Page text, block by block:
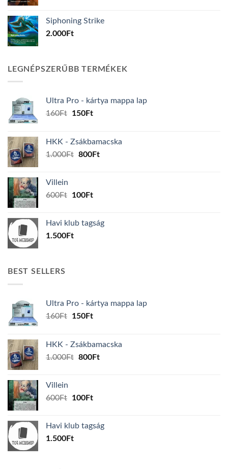
Siphoning Strike
2.000Ft
LEGNÉPSZERŰBB TERMÉKEK
Ultra Pro - kártya mappa lap
160Ft
Original
160Ft.
150FtCurrent
150Ft.
HKK - Zsákbamacska
1.000Ft Original
800FtCurrent
Villein
600Ft
Original
600Ft.
100FtCurrent
100Ft.
Havi klub tagság
1.500Ft
BEST SELLERS
Ultra Pro - kártya mappa lap
160Ft
Original
160Ft.
150FtCurrent
150Ft.
HKK - Zsákbamacska
1.000Ft Original
800FtCurrent
Villein
600Ft
Original
600Ft.
100FtCurrent
100Ft.
Havi klub tagság
1.500Ft